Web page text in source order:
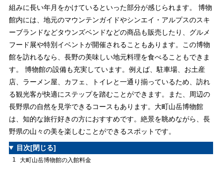
組みに長い年月をかけているといった部分が感じられます。 博物
館内には、地元のマウンテンガイドやシンエイ・アルプスのスキ
ーブランドなどタウンズベンドなどの商品も販売したり、グルメ
フード展や特別イベントが開催されることもあります。この博物
館を訪れるなら、長野の美味しい地元料理を食べることもできま
す。 博物館の設備も充実しています。例えば、駐車場、お土産
店、ラーメン屋、カフェ、トイレと一通り揃っているため、訪れ
る観光客が快適にステップを踏むことができます。また、周辺の
長野県の自然を見学できるコースもあります。大町山岳博物館
は、知的な旅行好きの方におすすめです。絶景を眺めながら、長
野県の山々の美を楽しむことができるスポットです。
目次[閉じる]
1 大町山岳博物館の入館料金